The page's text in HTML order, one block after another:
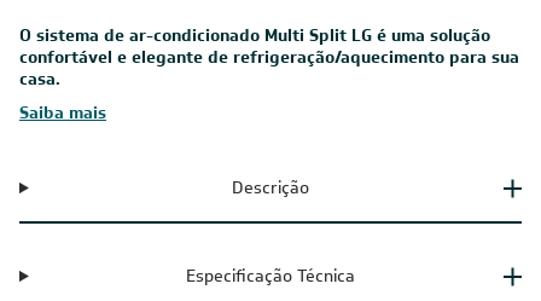
O sistema de ar-condicionado Multi Split LG é uma solução
confortável e elegante de refrigeração/aquecimento para sua
casa.
Saiba mais
Descrição
Especificação Técnica